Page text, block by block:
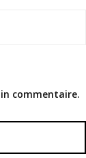
commentaire.